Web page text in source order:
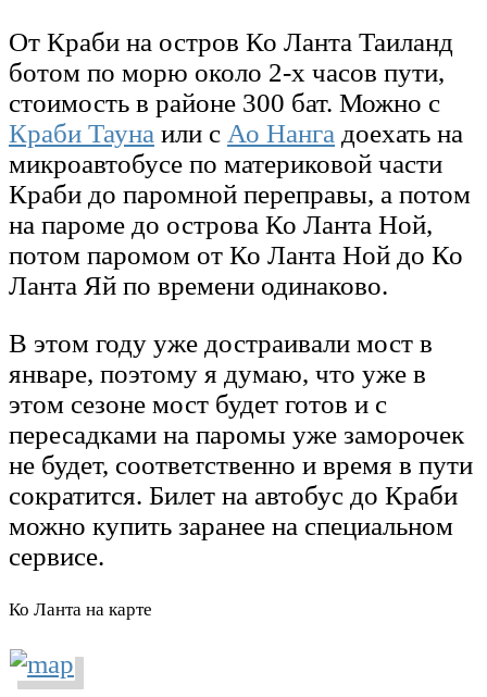
От Краби на остров Ко Ланта Таиланд
ботом по морю около 2-х часов пути,
стоимость в районе 300 бат. Можно с
Краби Тауна или с Ао Нанга доехать на
микроавтобусе по материковой части
Краби до паромной переправы, а потом
на пароме до острова Ко Ланта Ной,
потом паромом от Ко Ланта Ной до Ко
Ланта Яй по времени одинаково.
В этом году уже достраивали мост в
январе, поэтому я думаю, что уже в
этом сезоне мост будет готов и с
пересадками на паромы уже заморочек
не будет, соответственно и время в пути
сократится. Билет на автобус до Краби
можно купить заранее на специальном
сервисе.
Ко Ланта на карте